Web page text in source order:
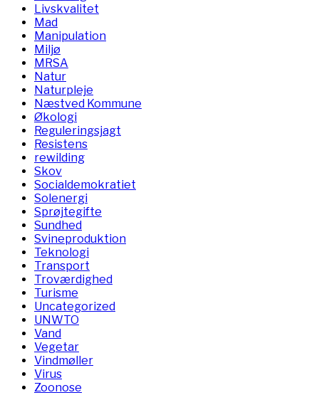
Livskvalitet
Mad
Manipulation
Miljø
MRSA
Natur
Naturpleje
Næstved Kommune
Økologi
Reguleringsjagt
Resistens
rewilding
Skov
Socialdemokratiet
Solenergi
Sprøjtegifte
Sundhed
Svineproduktion
Teknologi
Transport
Troværdighed
Turisme
Uncategorized
UNWTO
Vand
Vegetar
Vindmøller
Virus
Zoonose